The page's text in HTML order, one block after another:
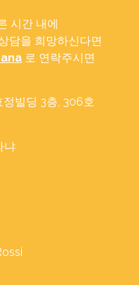
시간 내에
담을 희망하신다면
로 연락주시면
정빌딩 3층, 306호
냐